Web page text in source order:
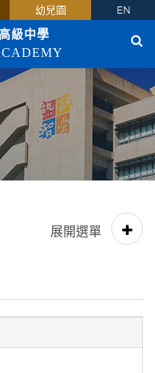
幼兒園 EN
級中學